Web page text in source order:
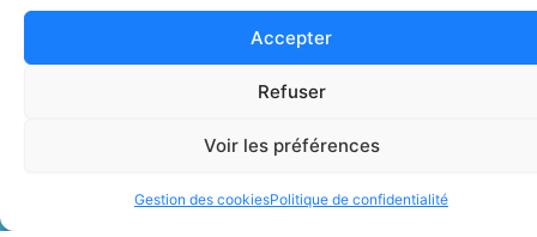
Accepter
Refuser
Voir les préférences
Gestion des cookiesPolitique de confidentialité
+33 5 63 54 07 49
sabatie.produits.entretien@orange.fr
2025 – Sabatié. Par
Politique
confidentialité
Gestion
cookies